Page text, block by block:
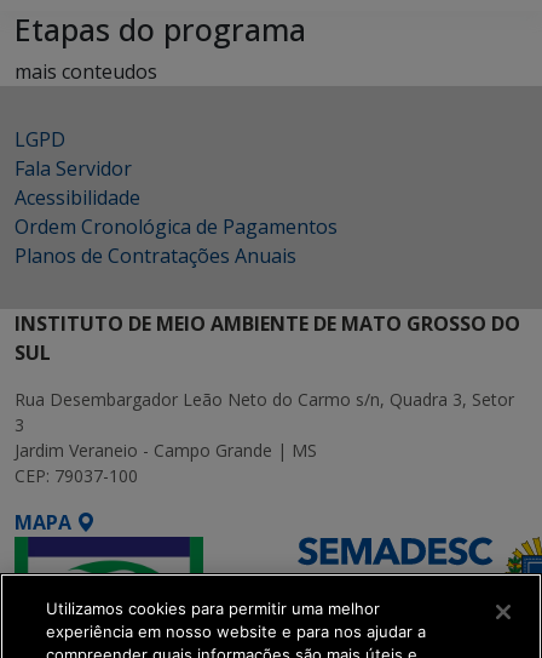
Etapas do programa
mais conteudos
LGPD
Fala Servidor
Acessibilidade
Ordem Cronológica de Pagamentos
Planos de Contratações Anuais
INSTITUTO DE MEIO AMBIENTE DE MATO GROSSO DO
SUL
Rua Desembargador Leão Neto do Carmo s/n, Quadra 3, Setor
3
Jardim Veraneio - Campo Grande | MS
CEP: 79037-100
MAPA
Utilizamos cookies para permitir uma melhor
experiência em nosso website e para nos ajudar a